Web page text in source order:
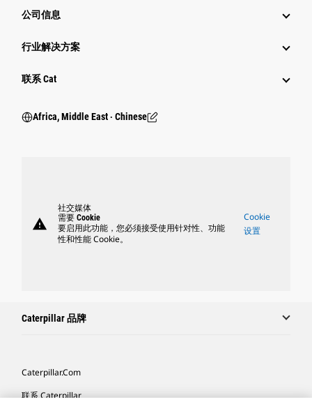
公司信息
行业解决方案
行业
联系 Cat
Africa, Middle East ‧ Chinese
warning
社交媒体
需要 Cookie
要启用此功能，您必须接受使用针对性、功能
性和性能 Cookie。
Cookie
设置
Caterpillar 品牌
Caterpillar.com
联系 Caterpillar